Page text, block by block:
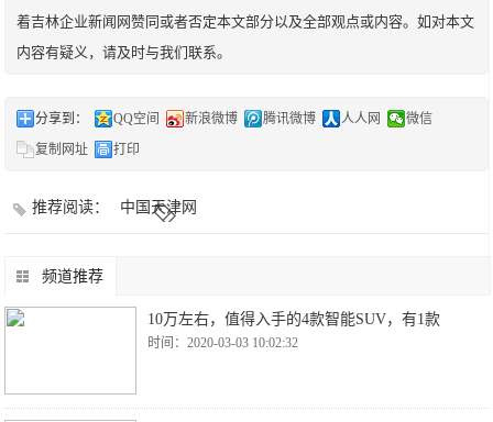
着吉林企业新闻网赞同或者否定本文部分以及全部观点或内容。如对本文
内容有疑义，请及时与我们联系。
分享到： QQ空间 新浪微博 腾讯微博 人人网
微信
复制网址
打印
推荐阅读： 中国天津网
频道推荐
10万左右，值得入手的4款智能SUV，有1款
时间：2020-03-03 10:02:32